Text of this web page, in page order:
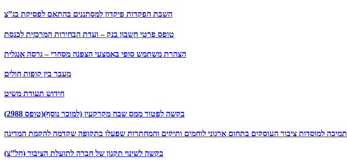
השבת הפקדות פיקדון למסתננים בהתאם לפסיקת בג”צ
טופס פרטי חשבון בנק – ועדת הבחירות המרכזית לכנסת
הצהרת משתמש סופי באמצעי הצפנה מסחרי – גרסה אנגלית
מעבר בין קופות חולים
חידוש תעודת משיט
בקשה לפטור ממס שבח מקרקעין (למוכר נוסף)(טופס 2988)
תמיכה למוסדות ציבור העוסקים בתחום ארגוני לוחמים ותיקים והמחתרות שפעלו בתקופה שקדמה להקמת המדינה
בקשה לשינוי תקנון של חברה לתועלת הציבור (חל”צ)